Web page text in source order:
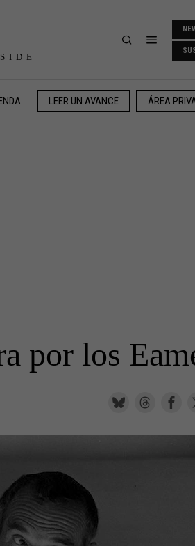
LEER UN AVANCE ÁREA
por los